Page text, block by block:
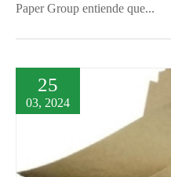
Paper Group entiende que...
25
03, 2024